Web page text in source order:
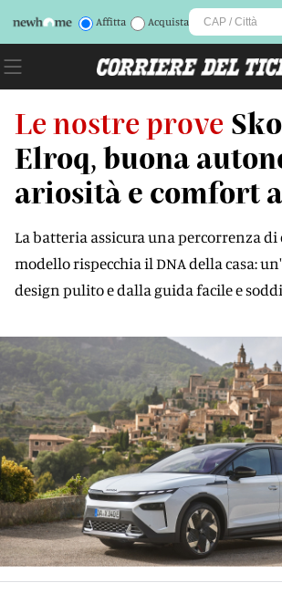
Affitta Acquista
Le nostre prove
Elroq, buona
ariosità e comfort
La batteria assicura una percorrenza di
modello rispecchia il DNA della casa:
design pulito e dalla guida facile e